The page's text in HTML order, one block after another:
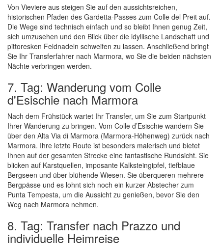
Von Vieviere aus steigen Sie auf den aussichtsreichen,
historischen Pfaden des Gardetta-Passes zum Colle del Preit auf.
Die Wege sind technisch einfach und so bleibt Ihnen genug Zeit,
sich umzusehen und den Blick über die idyllische Landschaft und
pittoresken Feldnadeln schweifen zu lassen. Anschließend bringt
Sie Ihr Transferfahrer nach Marmora, wo Sie die beiden nächsten
Nächte verbringen werden.
7. Tag: Wanderung vom Colle
d'Esischie nach Marmora
Nach dem Frühstück wartet Ihr Transfer, um Sie zum Startpunkt
Ihrer Wanderung zu bringen. Vom Colle d’Esischie wandern Sie
über den Alta Via di Marmora (Marmora-Höhenweg) zurück nach
Marmora. Ihre letzte Route ist besonders malerisch und bietet
Ihnen auf der gesamten Strecke eine fantastische Rundsicht. Sie
blicken auf Karstquellen, imposante Kalksteingipfel, tiefblaue
Bergseen und über blühende Wiesen. Sie überqueren mehrere
Bergpässe und es lohnt sich noch ein kurzer Abstecher zum
Punta Tempesta, um die Aussicht zu genießen, bevor Sie den
Weg nach Marmora nehmen.
8. Tag: Transfer nach Prazzo und
individuelle Heimreise